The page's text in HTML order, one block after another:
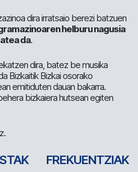
dira irratsaio berezi batzuen
helburu nagusia
da.
dira, batez be musika
Bizkaitik Bizkai osorako
emitiduten dauan bakarra.
bizkaiera hutsean egiten
FREKUENTZIAK